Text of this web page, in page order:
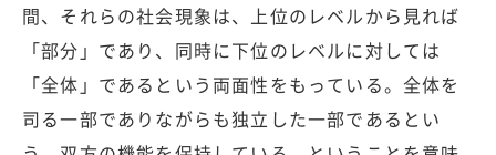
間、それらの社会現象は、上位のレベルから見れば
「部分」であり、同時に下位のレベルに対しては
「全体」であるという両面性をもっている。全体を
司る一部でありながらも独立した一部であるとい